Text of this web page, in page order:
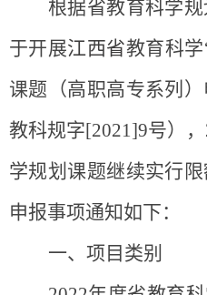
根据省教育科学
于开展江西省教育科学
课题（高职高专系列）
教科规字[2021]9号） ，
学规划课题继续实行限
申报事项通知如下：
一、 项目类别